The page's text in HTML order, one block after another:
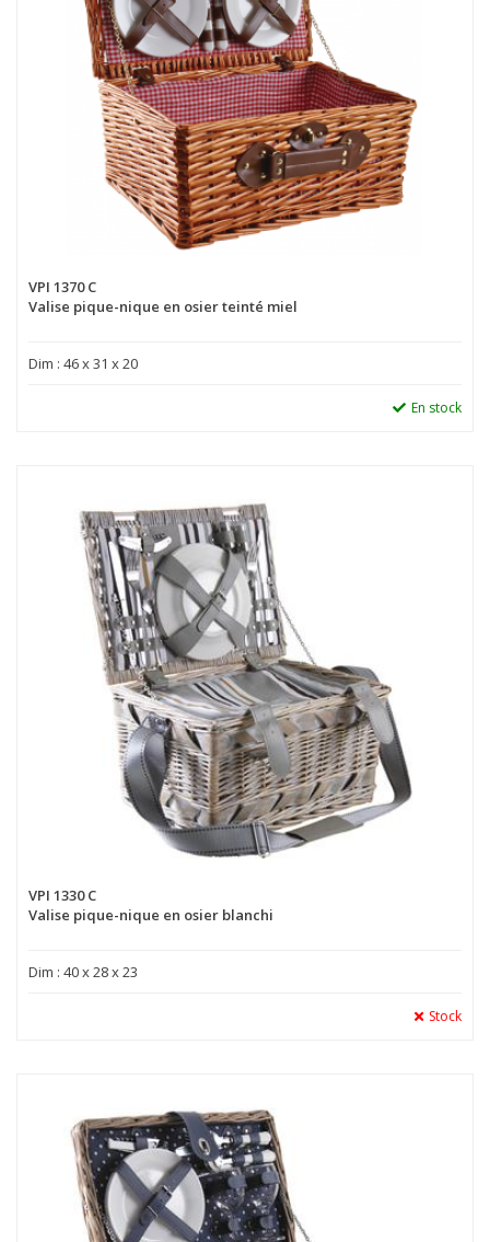
VPI 1370 C
Valise pique-nique en osier teinté miel
Dim : 46 x 31 x 20
En stock
VPI 1330 C
Valise pique-nique en osier blanchi
Dim : 40 x 28 x 23
Stock